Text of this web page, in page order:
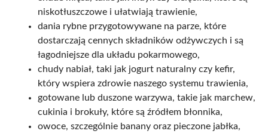
niskotłuszczowe i ułatwiają trawienie,
dania rybne przygotowywane na parze, które
dostarczają cennych składników odżywczych i są
łagodniejsze dla układu pokarmowego,
chudy nabiał, taki jak jogurt naturalny czy kefir,
który wspiera zdrowie naszego systemu trawienia,
gotowane lub duszone warzywa, takie jak marchew,
cukinia i brokuły, które są źródłem błonnika,
owoce, szczególnie banany oraz pieczone jabłka,